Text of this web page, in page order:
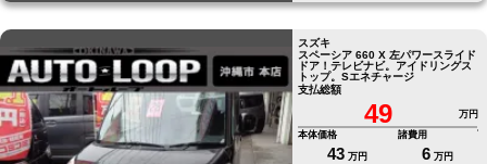
スズキ
スペーシア 660 X 左パワースライド
ドア！テレビナビ。アイドリングス
トップ。Sエネチャージ
支払総額
49
万円
本体価格
43 万円
諸費用
6 万円